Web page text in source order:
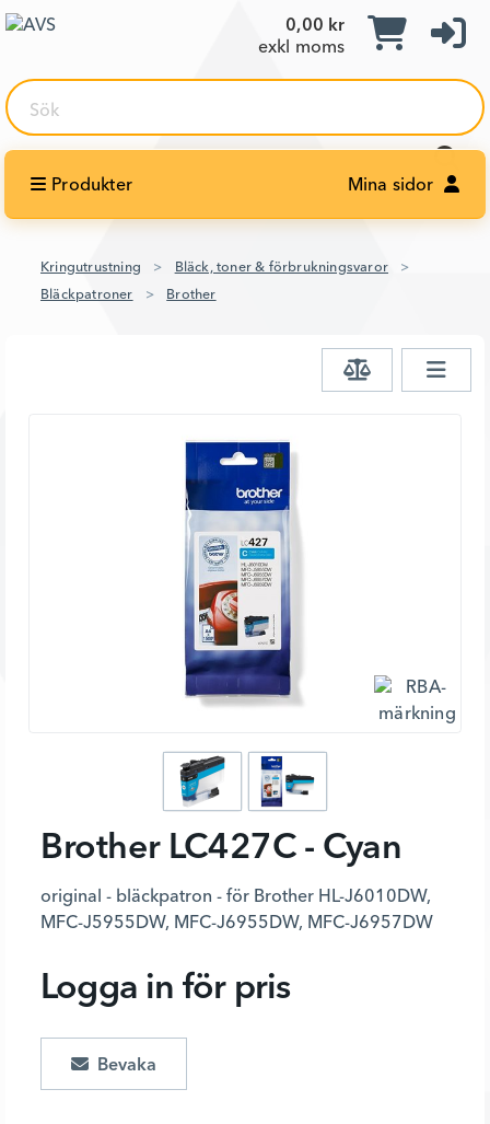
0,00 kr
exkl moms
Sök
Produkter Mina sidor
Kringutrustning
Bläck, toner & förbrukningsvaror
Bläckpatroner
Brother
Brother LC427C - Cyan
original - bläckpatron - för Brother HL-J6010DW,
MFC-J5955DW, MFC-J6955DW, MFC-J6957DW
Logga in för pris